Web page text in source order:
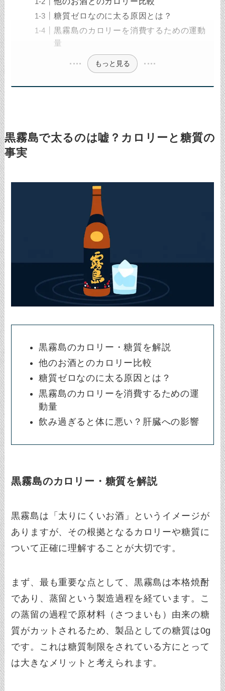
糖質ゼロなのに太る原因とは？
黒霧島のカロリーを消費するための運動
量
もっと見る
黒霧島で太るのは嘘？カロリーと糖質の
事実
黒霧島のカロリー・糖質を解説
他のお酒とのカロリー比較
糖質ゼロなのに太る原因とは？
黒霧島のカロリーを消費するための運
動量
飲み過ぎると体に悪い？肝臓への影響
黒霧島のカロリー・糖質を解説
黒霧島は「太りにくいお酒」というイメージが
ありますが、その根拠となるカロリーや糖質に
ついて正確に理解することが大切です。
まず、最も重要な点として、黒霧島は本格焼酎
であり、蒸留という製造過程を経ています。こ
の蒸留の過程で原材料（さつまいも）由来の糖
質がカットされるため、製品としての糖質は0g
です。これは糖質制限をされている方にとって
は大きなメリットと考えられます。